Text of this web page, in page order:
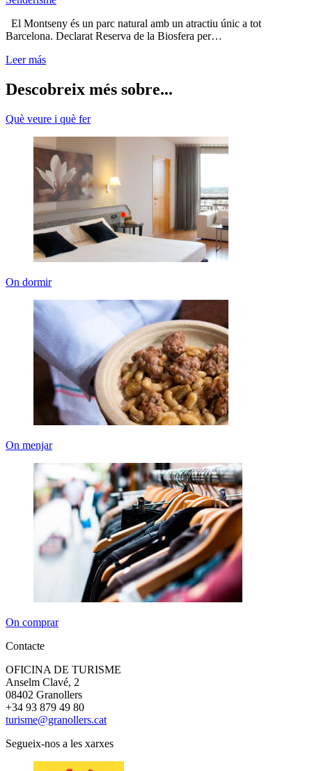
El Montseny és un parc natural amb un atractiu únic a tot
Barcelona. Declarat Reserva de la Biosfera per…
Leer más
Descobreix més sobre...
Què veure i què fer
On dormir
On menjar
On comprar
Contacte
OFICINA DE TURISME
Anselm Clavé, 2
08402 Granollers
+34 93 879 49 80
turisme@granollers.cat
Segueix-nos a les xarxes